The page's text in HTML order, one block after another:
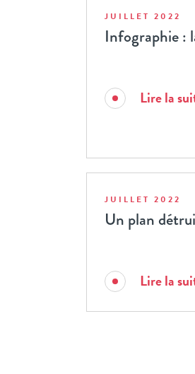
JUILLET 2022
Infographie :
Lire la
JUILLET 2022
Un plan
Lire la